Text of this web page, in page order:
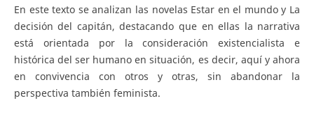
En este texto se analizan las novelas Estar en el mundo y La
decisión del capitán, destacando que en ellas la narrativa
está orientada por la consideración existencialista e
histórica del ser humano en situación, es decir, aquí y ahora
en convivencia con otros y otras, sin abandonar la
perspectiva también feminista.